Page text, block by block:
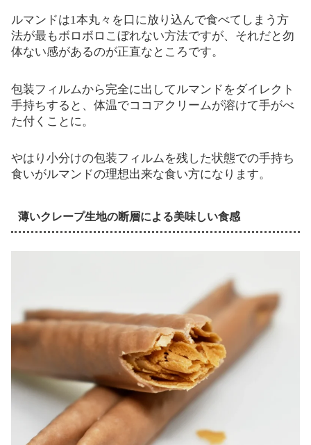
ルマンドは1本丸々を口に放り込んで食べてしまう方
法が最もボロボロこぼれない方法ですが、それだと勿
体ない感があるのが正直なところです。
包装フィルムから完全に出してルマンドをダイレクト
手持ちすると、体温でココアクリームが溶けて手がべ
た付くことに。
やはり小分けの包装フィルムを残した状態での手持ち
食いがルマンドの理想出来な食い方になります。
薄いクレープ生地の断層による美味しい食感